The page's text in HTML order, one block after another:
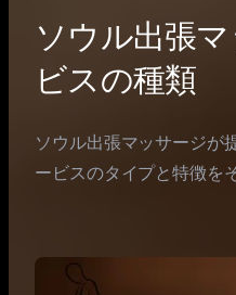
ソウル出張
ビスの種類
ソウル出張マッサージが
ービスのタイプと特徴を